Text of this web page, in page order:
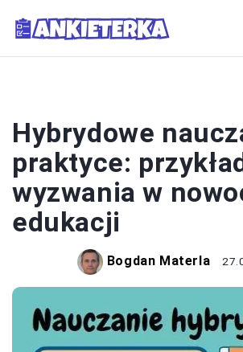
Hybrydowe
praktyce:
wyzwania w
edukacji
Bogdan Materla